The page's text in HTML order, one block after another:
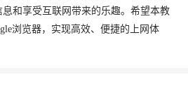
和享受互联网带来的乐趣。希望本教
浏览器，实现高效、便捷的上网体